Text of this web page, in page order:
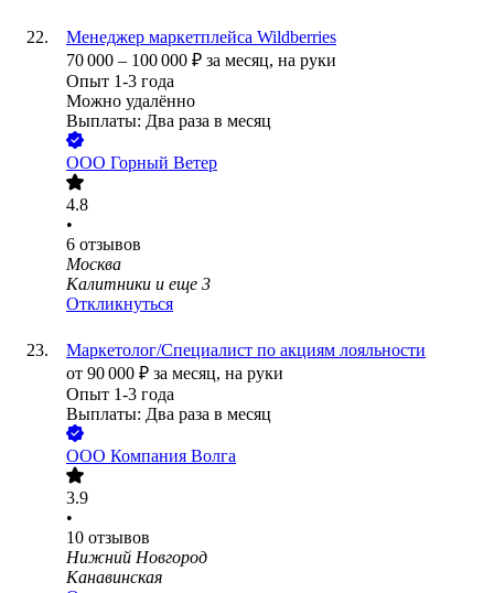
Менеджер маркетплейса Wildberries
70 000 – 100 000 ₽ за месяц, на руки
Опыт 1-3 года
Можно удалённо
Выплаты: Два раза в месяц
ООО Горный Ветер
4.8
•
6 отзывов
Москва
Калитники и еще 3
Откликнуться
Маркетолог/Специалист по акциям лояльности
от 90 000 ₽ за месяц, на руки
Опыт 1-3 года
Выплаты: Два раза в месяц
ООО Компания Волга
3.9
•
10 отзывов
Нижний Новгород
Канавинская